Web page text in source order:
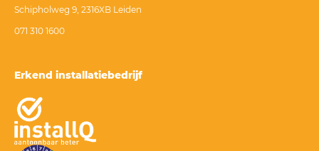
Schipholweg 9, 2316XB Leiden
071 310 1600
Erkend installatiebedrijf